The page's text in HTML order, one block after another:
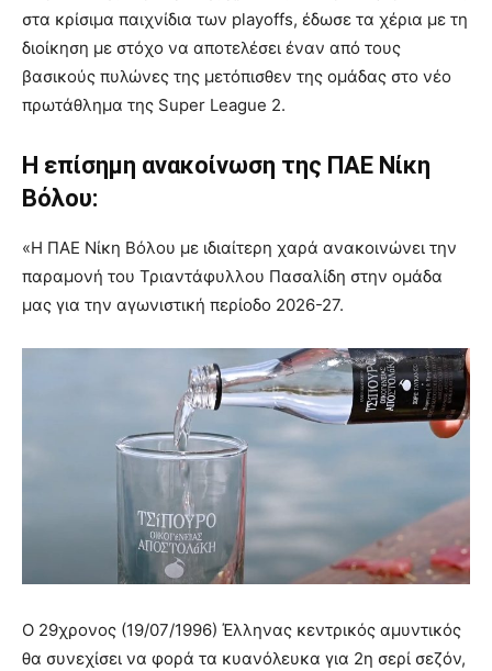
στα κρίσιμα παιχνίδια των playoffs, έδωσε τα χέρια με τη
διοίκηση με στόχο να αποτελέσει έναν από τους
βασικούς πυλώνες της μετόπισθεν της ομάδας στο νέο
πρωτάθλημα της Super League 2.
Η επίσημη ανακοίνωση της ΠΑΕ Νίκη
Βόλου:
«Η ΠΑΕ Νίκη Βόλου με ιδιαίτερη χαρά ανακοινώνει την
παραμονή του Τριαντάφυλλου Πασαλίδη στην ομάδα
μας για την αγωνιστική περίοδο 2026-27.
O 29χρονος (19/07/1996) Έλληνας κεντρικός αμυντικός
θα συνεχίσει να φορά τα κυανόλευκα για 2η σερί σεζόν,